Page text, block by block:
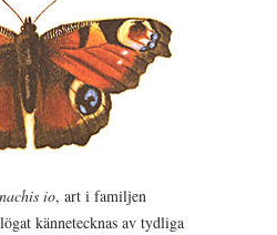
io, art i familjen
kännetecknas av tydliga